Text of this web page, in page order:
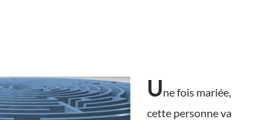
Une fois mariée,
cette personne va